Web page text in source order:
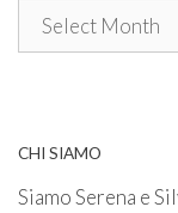
Archivio
CHI SIAMO
Siamo Serena e